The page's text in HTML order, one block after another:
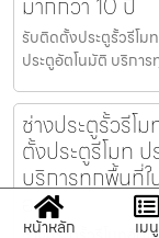
รับติดตั้งประตูรั้วรีโม
ประตูอัตโนมัติ บริกา
ช่างประตูรั้วรี
ตั้งประตูรีโมท
บริการทุกพื้นที่
ออก
หน้าหลัก เมนู